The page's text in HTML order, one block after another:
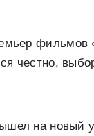
фильмов
честно,
на новый